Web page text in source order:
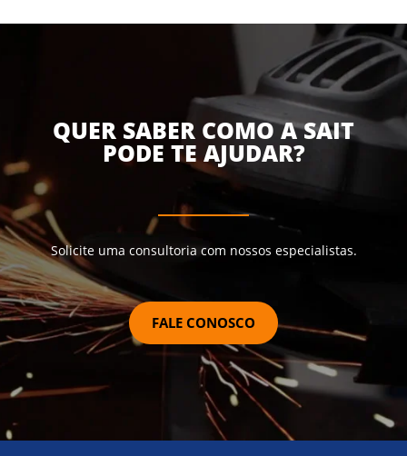
QUER SABER COMO A SAIT
PODE TE AJUDAR?
Solicite uma consultoria com nossos especialistas.
FALE CONOSCO